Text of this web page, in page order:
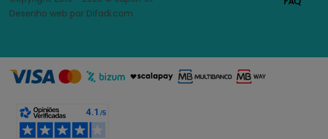
Desenho web por Difadi.com